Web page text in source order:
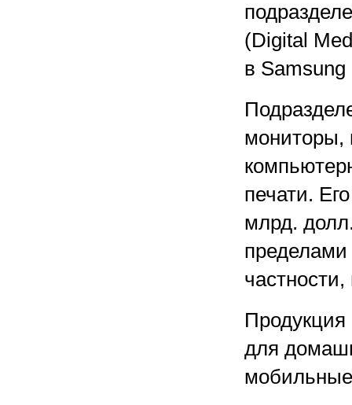
(Digital
в
мониторы,
печати.
млрд.
Продукция
для